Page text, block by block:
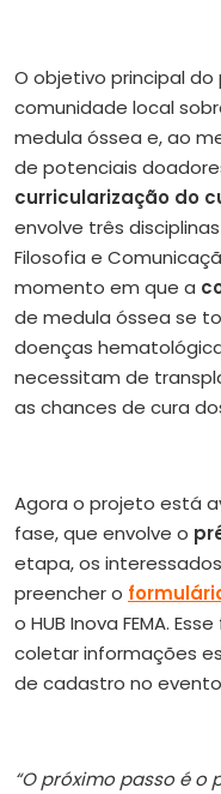
O objetivo principal
comunidade local
medula óssea e, ao
de potenciais
curricularização do
envolve três
Filosofia e
momento em que a
de medula óssea se
doenças
necessitam de
as chances de cura
Agora o projeto está
fase, que envolve o
etapa, os
preencher o
o HUB Inova FEMA.
coletar informações
de cadastro no
“O próximo passo é